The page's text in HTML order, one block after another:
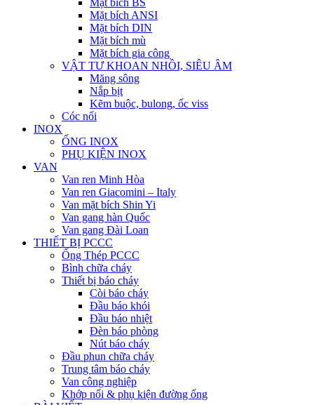
Mặt bích BS
Mặt bích ANSI
Mặt bích DIN
Mặt bích mù
Mặt bích gia công
VẬT TƯ KHOAN NHỒI, SIÊU ÂM
Măng sông
Nắp bịt
Kẽm buộc, bulong, ốc viss
Cóc nối
INOX
ỐNG INOX
PHỤ KIỆN INOX
VAN
Van ren Minh Hòa
Van ren Giacomini – Italy
Van mặt bích Shin Yi
Van gang hàn Quốc
Van gang Đài Loan
THIẾT BỊ PCCC
Ống Thép PCCC
Bình chữa cháy
Thiết bị báo cháy
Còi báo cháy
Đầu báo khói
Đầu báo nhiệt
Đèn báo phòng
Nút báo cháy
Đầu phun chữa cháy
Trung tâm báo cháy
Van công nghiệp
Khớp nối & phụ kiện đường ống